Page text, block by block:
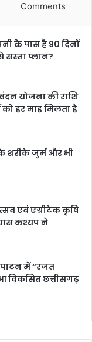
Comments
के पास है 90 दिनों
सस्ता प्लान?
योजना की राशि
हर माह मिलता है
शरीके जुर्म और भी
एवं एग्रीटेक कृषि
कश्यप ने
पाटन में “रजत
विकसित छत्तीसगढ़